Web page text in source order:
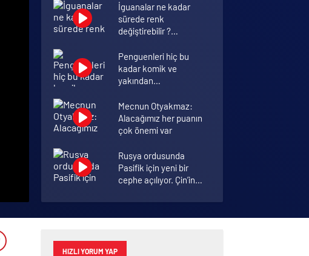
İguanalar ne kadar
sürede renk
değiştirebilir ?
Penguenleri hiç bu
kadar komik ve
yakından
Mecnun Otyakmaz:
Alacağımız her puanın
çok önemi var
Rusya ordusunda
Pasifik için yeni bir
cephe açılıyor. Çin’in
Şenol Güneş: Arda
Turan Milli Takım
HIZLI YORUM YAP